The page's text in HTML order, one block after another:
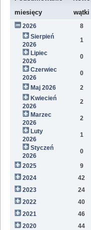
miesięcy
wątki
2026 8
Sierpień
2026
1
Lipiec
2026
0
Czerwiec
2026
0
Maj 2026 2
Kwiecień
2026
2
Marzec
2026
2
Luty
2026
1
Styczeń
2026
0
2025 9
2024
42
2023
24
2022
40
2021
46
2020
44